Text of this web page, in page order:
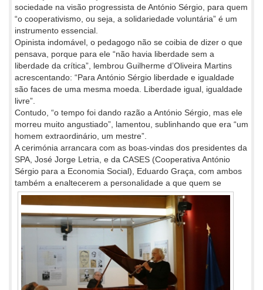
sociedade na visão progressista de António Sérgio, para quem
“o cooperativismo, ou seja, a solidariedade voluntária” é um
instrumento essencial.
Opinista indomável, o pedagogo não se coibia de dizer o que
pensava, porque para ele “não havia liberdade sem a
liberdade da crítica”, lembrou Guilherme d’Oliveira Martins
acrescentando: “Para António Sérgio liberdade e igualdade
são faces de uma mesma moeda. Liberdade igual, igualdade
livre”.
Contudo, “o tempo foi dando razão a António Sérgio, mas ele
morreu muito angustiado”, lamentou, sublinhando que era “um
homem extraordinário, um mestre”.
A cerimónia arrancara com as boas-vindas dos presidentes da
SPA, José Jorge Letria, e da CASES (Cooperativa António
Sérgio para a Economia Social), Eduardo Graça, com ambos
também a enaltecerem a personalidade a que quem se